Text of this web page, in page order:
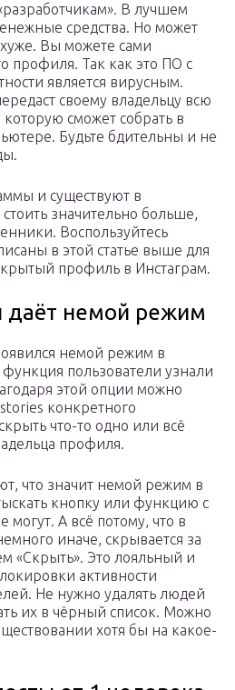
В лучшем
средства. Но может
Вы можете сами
профиля. Так как это ПО с
является вирусным.
своему владельцу всю
сможет собрать в
Будьте бдительны и не
и существуют в
значительно больше,
Воспользуйтесь
в этой статье выше для
профиль в Инстаграм.
даёт немой режим
немой режим в
функция пользователи узнали
этой опции можно
конкретного
что-то одно или всё
профиля.
что значит немой режим в
кнопку или функцию с
могут. А всё потому, что в
иначе, скрывается за
«Скрыть». Это лояльный и
активности
Не нужно удалять людей
их в чёрный список. Можно
хотя бы на какое-